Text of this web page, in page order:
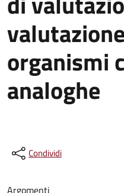
organismi
analoghe
Condividi
Argomenti